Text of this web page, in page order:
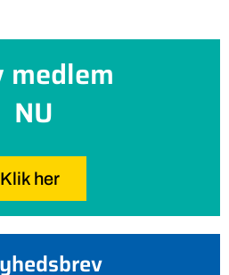
medlem
NU
Klik her